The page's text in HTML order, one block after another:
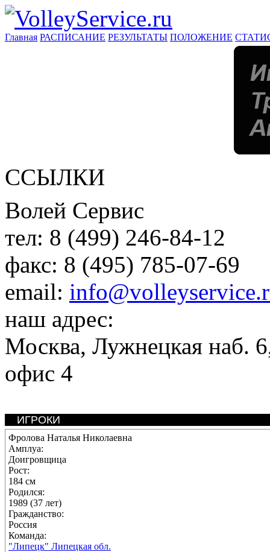
Главная РАСПИСАНИЕ РЕЗУЛЬТАТЫ ПОЛОЖЕНИЕ
ССЫЛКИ
Волей Сервис
тел: 8 (499) 246-84-12
факс: 8 (495) 785-07-69
email:
наш адрес:
Москва, Лужнецкая наб.
офис 4
ИГРОКИ
Фролова Наталья Николаевна
Амплуа:
Доигровщица
Рост:
184 см
Родился:
1989 (37 лет)
Гражданство:
Россия
Команда:
"Липецк" Липецкая обл.